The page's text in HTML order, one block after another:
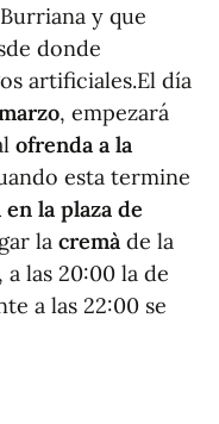
y que
donde
artificiales.El día
, empezará
ofrenda a la
esta termine
la plaza de
la cremà de la
las 20:00 la de
a las 22:00 se